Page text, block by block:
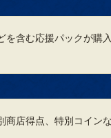
含む応援パックが購
店得点、特別コイン